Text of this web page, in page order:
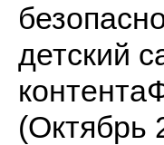
детский